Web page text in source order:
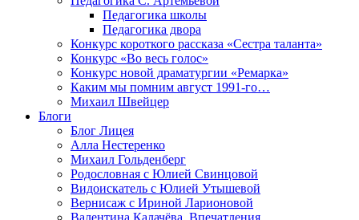
Педагогика школы
Педагогика двора
Конкурс короткого рассказа «Сестра таланта»
Конкурс «Во весь голос»
Конкурс новой драматургии «Ремарка»
Каким мы помним август 1991-го…
Михаил Швейцер
Блоги
Блог Лицея
Алла Нестеренко
Михаил Гольденберг
Родословная с Юлией Свинцовой
Видоискатель с Юлией Утышевой
Вернисаж с Ириной Ларионовой